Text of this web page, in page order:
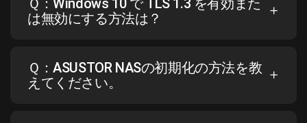
Ｑ：Windows 10 で TLS 1.3 を有効また
は無効にする方法は？
Ｑ：ASUSTOR NASの初期化の方法を教
えてください。